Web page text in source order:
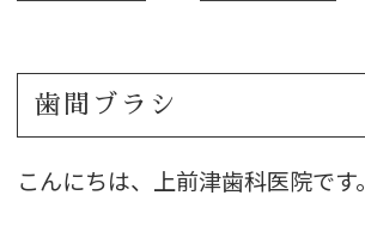
歯間ブラシ
こんにちは、上前津歯科医院です。